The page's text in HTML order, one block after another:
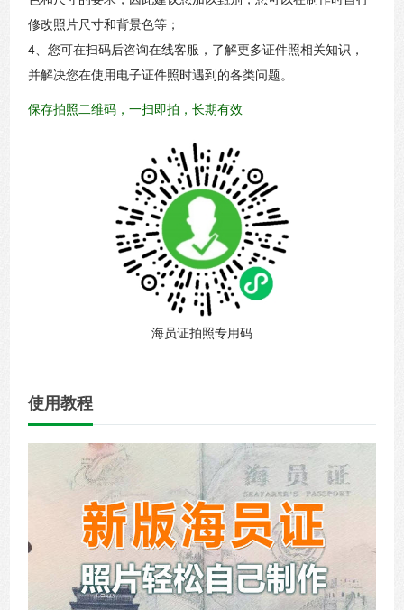
修改照片尺寸和背景色等；
4、您可在扫码后咨询在线客服，了解更多证件照相关知识，
并解决您在使用电子证件照时遇到的各类问题。
保存拍照二维码，一扫即拍，长期有效
海员证拍照专用码
使用教程